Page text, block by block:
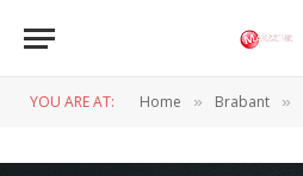
YOU ARE AT: Home » Brabant »